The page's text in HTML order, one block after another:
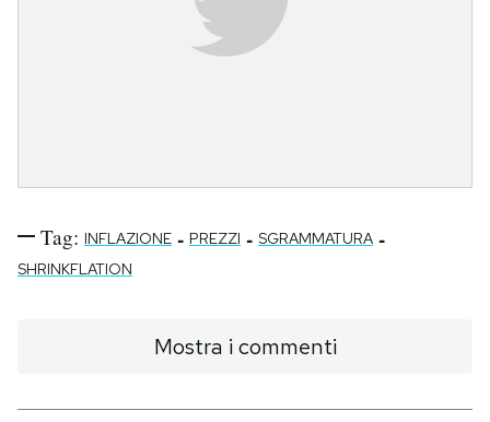
Tag: INFLAZIONE - PREZZI - SGRAMMATURA -
SHRINKFLATION
Mostra i commenti